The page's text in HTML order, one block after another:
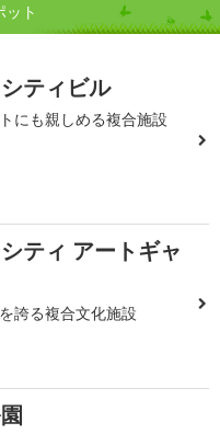
ト
ティビル
にも親しめる複合施設
ティ アートギャ
誇る複合文化施設